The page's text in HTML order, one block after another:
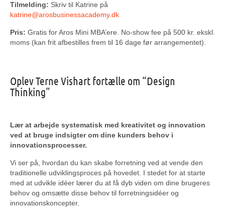
Tilmelding: Skriv til Katrine på
katrine@arosbusinessacademy.dk
Pris: Gratis for Aros Mini MBA’ere. No-show fee på 500 kr. ekskl.
moms (kan frit afbestilles frem til 16 dage før arrangementet).
Oplev Terne Vishart fortælle om “Design
Thinking”
Lær at arbejde systematisk med kreativitet og innovation
ved at bruge indsigter om dine kunders behov i
innovationsprocesser.
Vi ser på, hvordan du kan skabe forretning ved at vende den
traditionelle udviklingsproces på hovedet. I stedet for at starte
med at udvikle idéer lærer du at få dyb viden om dine brugeres
behov og omsætte disse behov til forretningsidéer og
innovationskoncepter.